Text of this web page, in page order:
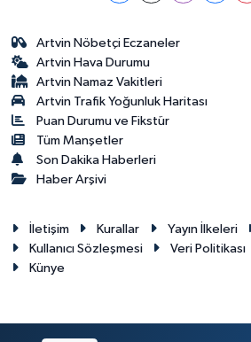
Artvin Nöbetçi Eczaneler
Artvin Hava Durumu
Artvin Namaz Vakitleri
Artvin Trafik Yoğunluk Haritası
Puan Durumu ve Fikstür
Tüm Manşetler
Son Dakika Haberleri
Haber Arşivi
İletişim Kurallar Yayın İlkeleri
Kullanıcı Sözleşmesi
Veri Politikası
Künye